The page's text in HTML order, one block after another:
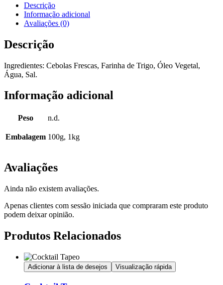
Descrição
Informação adicional
Avaliações (0)
Descrição
Ingredientes: Cebolas Frescas, Farinha de Trigo, Óleo Vegetal,
Água, Sal.
Informação adicional
Peso n.d.
Embalagem 100g, 1kg
Avaliações
Ainda não existem avaliações.
Apenas clientes com sessão iniciada que compraram este produto
podem deixar opinião.
Produtos Relacionados
Adicionar à lista de desejos Visualização rápida